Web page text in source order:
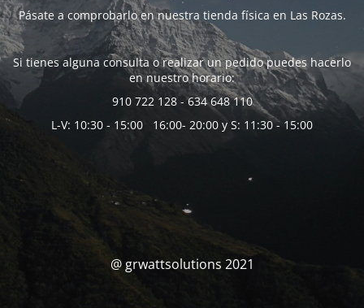
Pásate a comprobarlo en nuestra tienda física en Las Rozas.
Si tienes alguna consulta o realizar un pedido puedes hacerlo
en nuestro horario:
910 722 128 - 634 648 110
L-V: 10:30 - 15:00 16:00- 20:00 y S: 11:30 - 15:00
@ grwattsolutions 2021